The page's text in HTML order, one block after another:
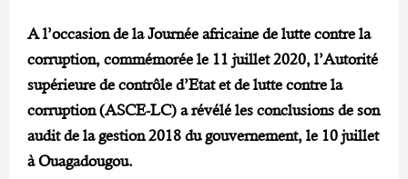
A l’occasion de la Journée africaine de lutte contre la
corruption, commémorée le 11 juillet 2020, l’Autorité
supérieure de contrôle d’Etat et de lutte contre la
corruption (ASCE-LC) a révélé les conclusions de son
audit de la gestion 2018 du gouvernement, le 10 juillet
à Ouagadougou.